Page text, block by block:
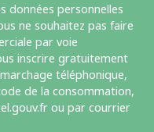
données personnelles
ne souhaitez pas faire
par voie
inscrire gratuitement
téléphonique,
de la consommation,
ou par courrier